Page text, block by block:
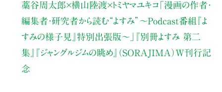
藁谷周太郎×横山陸渡×トミヤマユキコ「漫画の作者・
編集者・研究者から読む“よすみ” 〜Podcast番組『よ
すみの様子見』特別出張版〜」
『別冊よすみ 第二
集』『ジャングルジムの眺め』（SORAJIMA）W刊行記
念